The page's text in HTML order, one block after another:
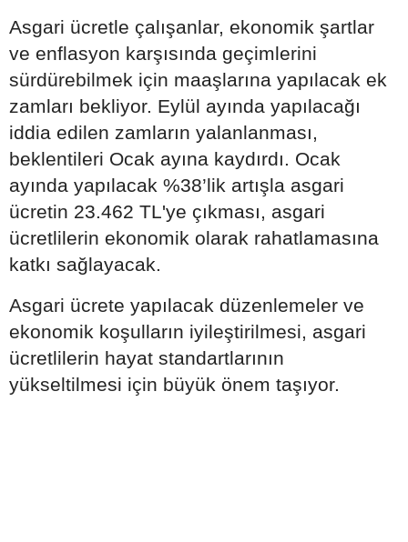
Asgari ücretle çalışanlar, ekonomik şartlar
ve enflasyon karşısında geçimlerini
sürdürebilmek için maaşlarına yapılacak ek
zamları bekliyor. Eylül ayında yapılacağı
iddia edilen zamların yalanlanması,
beklentileri Ocak ayına kaydırdı. Ocak
ayında yapılacak %38’lik artışla asgari
ücretin 23.462 TL'ye çıkması, asgari
ücretlilerin ekonomik olarak rahatlamasına
katkı sağlayacak.
Asgari ücrete yapılacak düzenlemeler ve
ekonomik koşulların iyileştirilmesi, asgari
ücretlilerin hayat standartlarının
yükseltilmesi için büyük önem taşıyor.